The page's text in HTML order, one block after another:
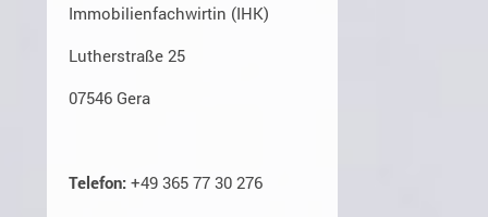
Immobilienfachwirtin (IHK)
Lutherstraße 25
07546 Gera
Telefon:+49 365 77 30 276